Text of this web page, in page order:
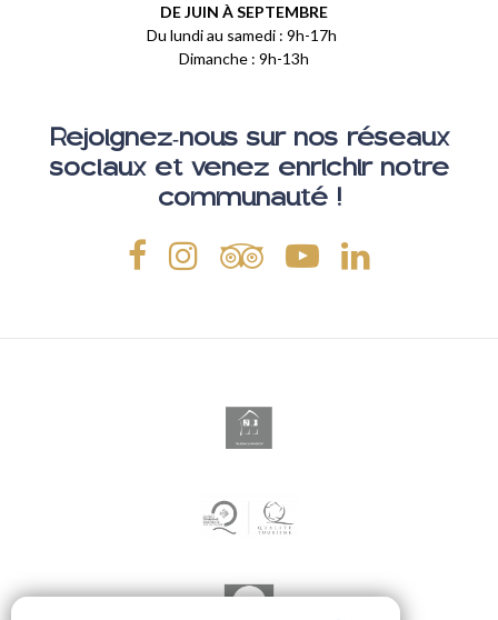
DE JUIN À SEPTEMBRE
Du lundi au samedi : 9h-17h
Dimanche : 9h-13h
Rejoignez-nous sur nos réseaux
sociaux et venez enrichir notre
communauté !